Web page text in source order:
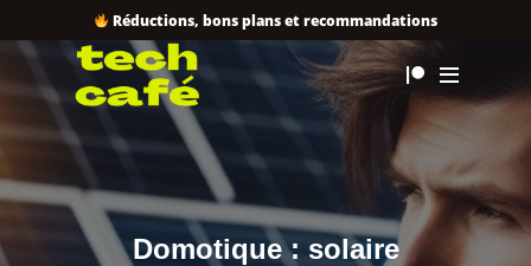
Réductions, bons plans et recommandations
Domotique : solaire